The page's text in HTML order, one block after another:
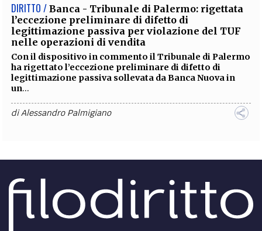
DIRITTO / Banca - Tribunale di Palermo: rigettata
l’eccezione preliminare di difetto di
legittimazione passiva per violazione del TUF
nelle operazioni di vendita
Con il dispositivo in commento il Tribunale di Palermo
ha rigettato l’eccezione preliminare di difetto di
legittimazione passiva sollevata da Banca Nuova in
un...
diAlessandro Palmigiano